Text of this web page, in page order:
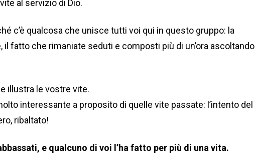
al servizio di Dio.
c’è qualcosa che unisce tutti voi qui in questo gruppo: la
il fatto che rimaniate seduti e composti più di un’ora ascoltando
illustra le vostre vite.
interessante a proposito di quelle vite passate: l’intento del
ribaltato!
e qualcuno di voi l’ha fatto per più di una vita.